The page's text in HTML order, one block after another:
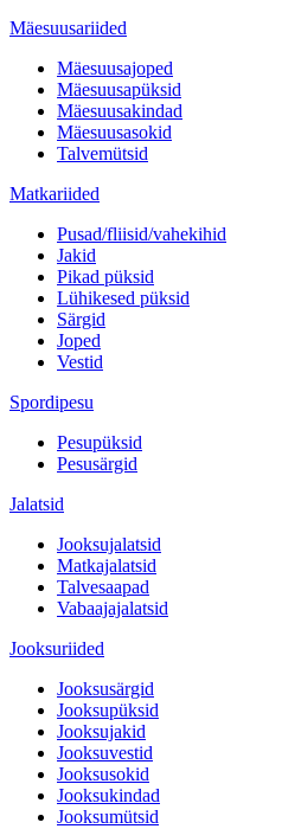
Mäesuusariided
Mäesuusajoped
Mäesuusapüksid
Mäesuusakindad
Mäesuusasokid
Talvemütsid
Matkariided
Pusad/fliisid/vahekihid
Jakid
Pikad püksid
Lühikesed püksid
Särgid
Joped
Vestid
Spordipesu
Pesupüksid
Pesusärgid
Jalatsid
Jooksujalatsid
Matkajalatsid
Talvesaapad
Vabaajajalatsid
Jooksuriided
Jooksusärgid
Jooksupüksid
Jooksujakid
Jooksuvestid
Jooksusokid
Jooksukindad
Jooksumütsid